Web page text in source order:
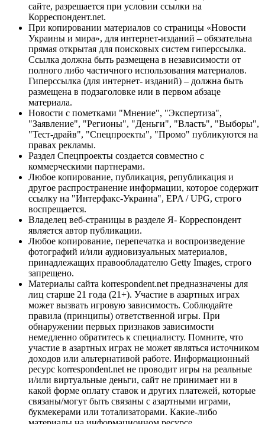
сайте, разрешается при условии ссылки на
Корреспондент.net.
При копировании материалов со страницы «Новости
Украины и мира», для интернет-изданий – обязательна
прямая открытая для поисковых систем гиперссылка.
Ссылка должна быть размещена в независимости от
полного либо частичного использования материалов.
Гиперссылка (для интернет- изданий) – должна быть
размещена в подзаголовке или в первом абзаце
материала.
Новости с пометками "Мнение", "Экспертиза",
"Заявление", "Регионы", "Деньги", "Власть", "Выборы",
"Тест-драйв", "Спецпроекты", "Промо" публикуются на
правах рекламы.
Раздел Спецпроекты создается совместно с
коммерческими партнерами.
Любое копирование, публикация, републикация и
другое распространение информации, которое содержит
ссылку на "Интерфакс-Украина", EPA / UPG, строго
воспрещается.
Владелец веб-страницы в разделе Я- Корреспондент
является автор публикации.
Любое копирование, перепечатка и воспроизведение
фотографий и/или аудиовизуальных материалов,
принадлежащих правообладателю Getty Images, строго
запрещено.
Материалы сайта korrespondent.net предназначены для
лиц старше 21 года (21+). Участие в азартных играх
может вызвать игровую зависимость. Соблюдайте
правила (принципы) ответственной игры. При
обнаружении первых признаков зависимости
немедленно обратитесь к специалисту. Помните, что
участие в азартных играх не может являться источником
доходов или альтернативой работе. Информационный
ресурс korrespondent.net не проводит игры на реальные
и/или виртуальные деньги, сайт не принимает ни в
какой форме оплату ставок и других платежей, которые
связаны/могут быть связаны с азартными играми,
букмекерами или тотализаторами. Какие-либо